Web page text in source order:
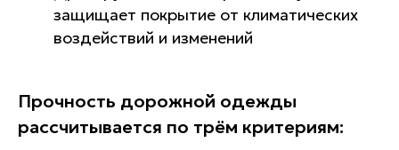
защищает покрытие от климатических
воздействий и изменений
Прочность дорожной одежды
рассчитывается по трём критериям: